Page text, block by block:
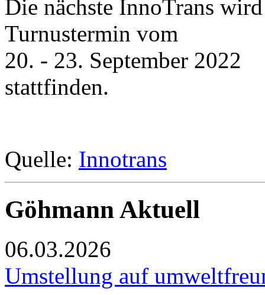
Die nächste InnoTrans
Turnustermin vom
20. - 23. September 2022
stattfinden.
Quelle: Innotrans
Göhmann Aktuell
06.03.2026
Umstellung auf